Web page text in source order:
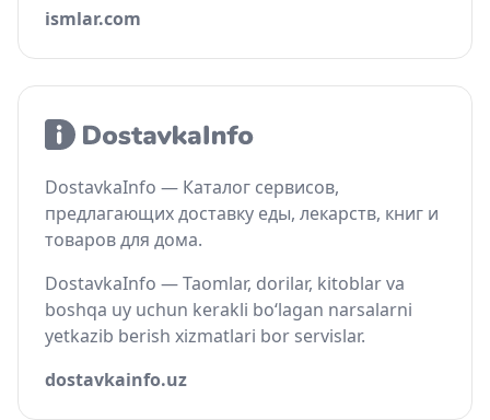
ismlar.com
DostavkaInfo — Каталог сервисов,
предлагающих доставку еды, лекарств, книг и
товаров для дома.
DostavkaInfo — Taomlar, dorilar, kitoblar va
boshqa uy uchun kerakli bo‘lagan narsalarni
yetkazib berish xizmatlari bor servislar.
dostavkainfo.uz